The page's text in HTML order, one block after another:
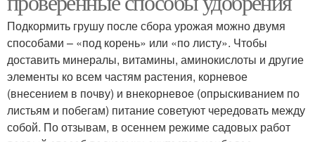
Подкормить грушу после сбора урожая можно двумя
способами – «под корень» или «по листу». Чтобы
доставить минералы, витамины, аминокислоты и другие
элементы ко всем частям растения, корневое
(внесением в почву) и внекорневое (опрыскиванием по
листьям и побегам) питание советуют чередовать между
собой. По отзывам, в осеннем режиме садовых работ